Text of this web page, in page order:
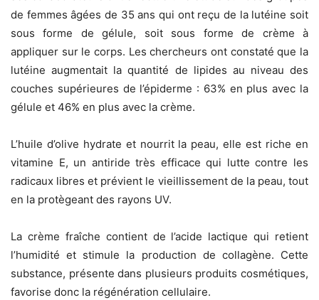
de femmes âgées de 35 ans qui ont reçu de la lutéine soit
sous forme de gélule, soit sous forme de crème à
appliquer sur le corps. Les chercheurs ont constaté que la
lutéine augmentait la quantité de lipides au niveau des
couches supérieures de l’épiderme : 63% en plus avec la
gélule et 46% en plus avec la crème.
L’huile d’olive hydrate et nourrit la peau, elle est riche en
vitamine E, un antiride très efficace qui lutte contre les
radicaux libres et prévient le vieillissement de la peau, tout
en la protègeant des rayons UV.
La crème fraîche contient de l’acide lactique qui retient
l’humidité et stimule la production de collagène. Cette
substance, présente dans plusieurs produits cosmétiques,
favorise donc la régénération cellulaire.